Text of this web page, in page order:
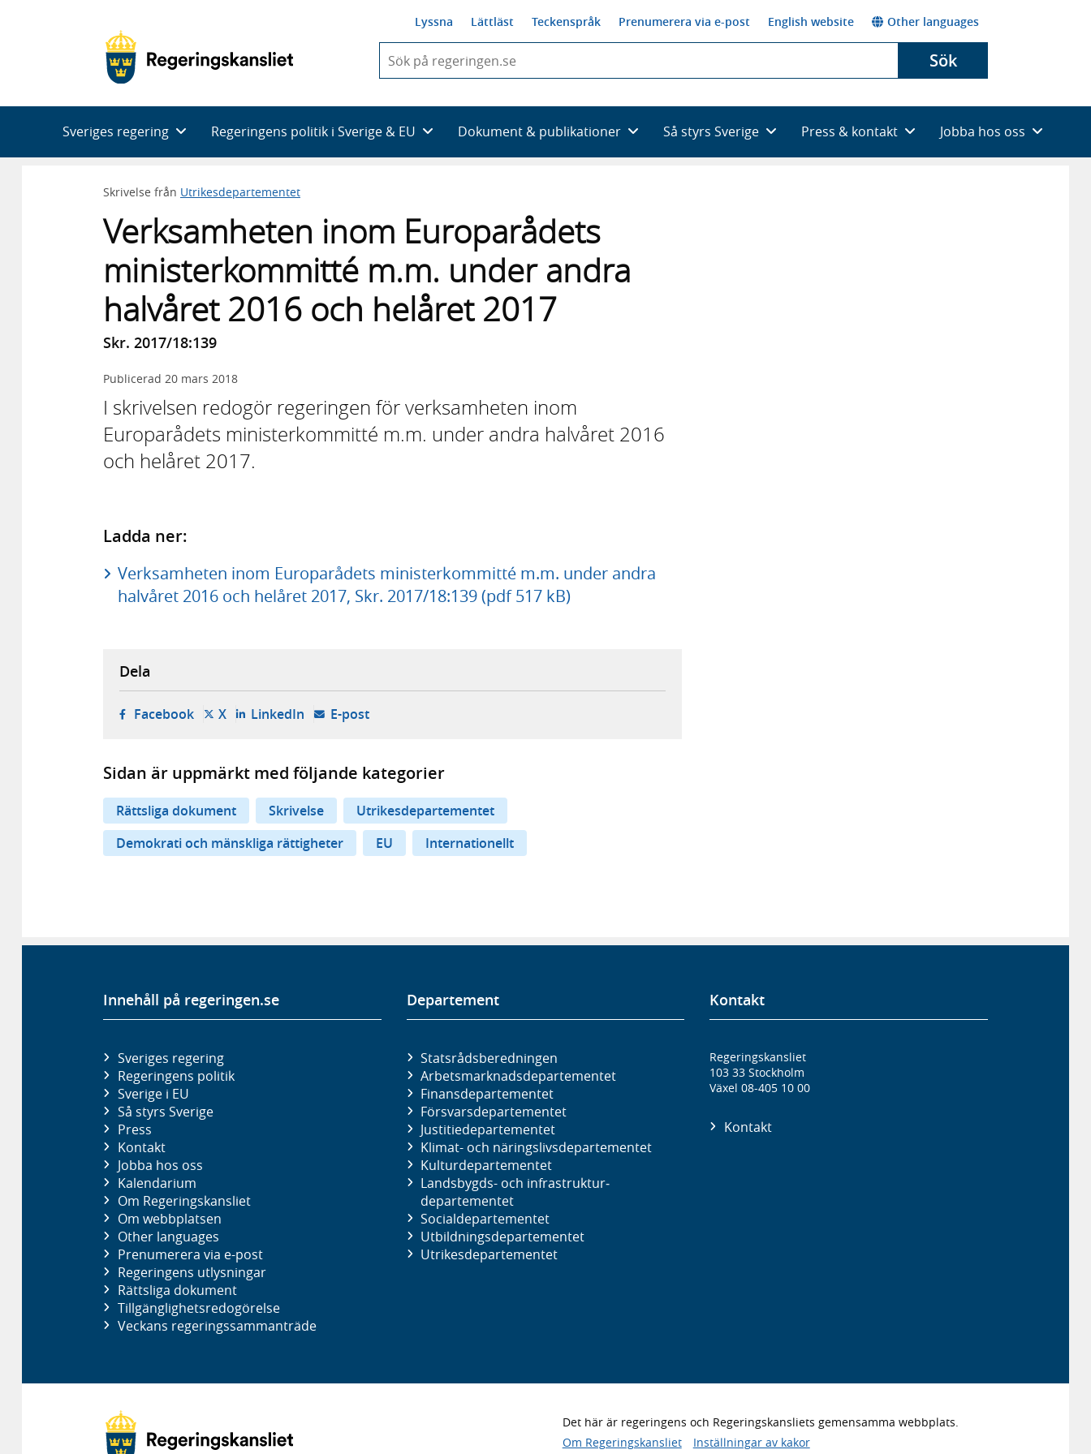
Lyssna Lättläst Teckenspråk Prenumerera via e-post English website Other languages
du
skriva
framträder
en
Sök
Sveriges regering Regeringens politik i Sverige & EU Dokument & publikationer Så styrs Sverige Press & kontakt Jobba hos oss
Skrivelse från Utrikesdepartementet
Verksamheten inom Europarådets
ministerkommitté m.m. under andra
halvåret 2016 och helåret 2017
Skr. 2017/18:139
Publicerad 20 mars 2018
I skrivelsen redogör regeringen för verksamheten inom
Europarådets ministerkommitté m.m. under andra halvåret 2016
och helåret 2017.
Ladda ner:
Verksamheten inom Europarådets ministerkommitté m.m. under andra
halvåret 2016 och helåret 2017, Skr. 2017/18:139 (pdf 517 kB)
Dela
Facebook- öppnas i ny flik, extern webbplats,
X- öppnas i ny flik, extern webbplats,
LinkedIn- öppnas i ny flik, extern webbplats,
E-post- öppnar din e-postklient,
Sidan är uppmärkt med följande kategorier
Rättsliga dokument Skrivelse
Utrikesdepartementet
Demokrati och mänskliga rättigheter
EU Internationellt
Innehåll på regeringen.se
Sveriges regering
Regeringens politik
Sverige i EU
Så styrs Sverige
Press
Kontakt
Jobba hos oss
Kalendarium
Om Regeringskansliet
Om webbplatsen
Other languages
Prenumerera via e-post
Regeringens utlysningar
Rättsliga dokument
Tillgänglighetsredogörelse
Veckans regeringssammanträde
Departement
Statsrådsberedningen
Arbetsmarknads­departementet
Finans­departementet
Försvars­departementet
Justitie­departementet
Klimat- och näringslivs­departementet
Kultur­departementet
Landsbygds- och infrastruktur­
departementet
Social­departementet
Utbildnings­departementet
Utrikes­departementet
Kontakt
Regeringskansliet
103 33 Stockholm
Växel 08-405 10 00
Kontakt
Det här är regeringens och Regeringskansliets gemensamma webbplats.
Om Regeringskansliet
Inställningar av kakor